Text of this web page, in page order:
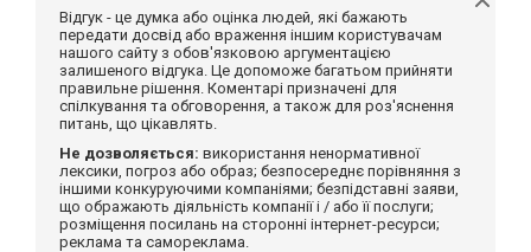
Відгук - це думка або оцінка людей, які бажають
передати досвід або враження іншим користувачам
нашого сайту з обов'язковою аргументацією
залишеного відгука. Це допоможе багатьом прийняти
правильне рішення. Коментарі призначені для
спілкування та обговорення, а також для роз'яснення
питань, що цікавлять.
Не дозволяється: використання ненормативної
лексики, погроз або образ; безпосереднє порівняння з
іншими конкуруючими компаніями; безпідставні заяви,
що ображають діяльність компанії і / або її послуги;
розміщення посилань на сторонні інтернет-ресурси;
реклама та самореклама.